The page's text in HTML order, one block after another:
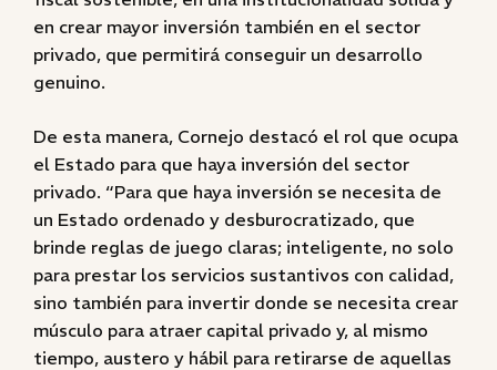
en crear mayor inversión también en el sector
privado, que permitirá conseguir un desarrollo
genuino.
De esta manera, Cornejo destacó el rol que ocupa
el Estado para que haya inversión del sector
privado. “Para que haya inversión se necesita de
un Estado ordenado y desburocratizado, que
brinde reglas de juego claras; inteligente, no solo
para prestar los servicios sustantivos con calidad,
sino también para invertir donde se necesita crear
músculo para atraer capital privado y, al mismo
tiempo, austero y hábil para retirarse de aquellas